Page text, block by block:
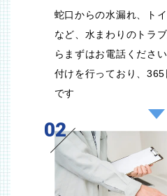
蛇口からの水漏れ、ト
など、水まわりのトラ
らまずはお電話くださ
付けを行っており、
です
02